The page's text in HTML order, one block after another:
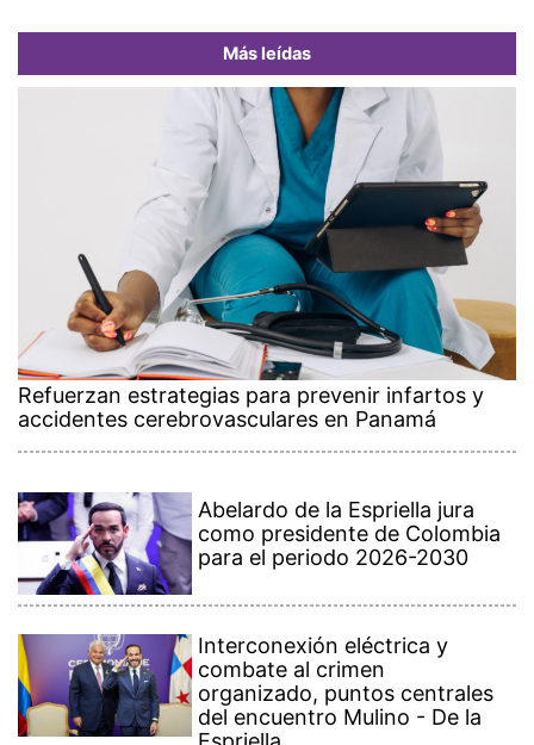
Más leídas
Refuerzan estrategias para prevenir infartos y
accidentes cerebrovasculares en Panamá
Abelardo de la Espriella jura
como presidente de Colombia
para el periodo 2026-2030
Interconexión eléctrica y
combate al crimen
organizado, puntos centrales
del encuentro Mulino - De la